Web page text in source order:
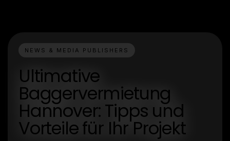
NEWS & MEDIA PUBLISHERS
Ultimative
Baggervermietung
Hannover: Tipps und
Vorteile für Ihr Projekt